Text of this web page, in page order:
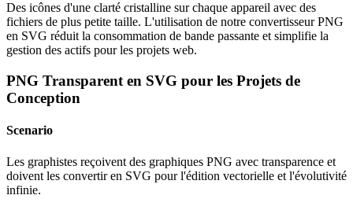
Des icônes d'une clarté cristalline sur chaque appareil avec des
fichiers de plus petite taille. L'utilisation de notre convertisseur PNG
en SVG réduit la consommation de bande passante et simplifie la
gestion des actifs pour les projets web.
PNG Transparent en SVG pour les Projets de
Conception
Scenario
Les graphistes reçoivent des graphiques PNG avec transparence et
doivent les convertir en SVG pour l'édition vectorielle et l'évolutivité
infinie.